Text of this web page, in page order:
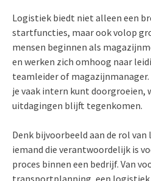
Logistiek biedt niet alleen een
startfuncties, maar ook volop
mensen beginnen als
en werken zich omhoog naar
teamleider of
je vaak intern kunt doorgroeien,
uitdagingen blijft tegenkomen.
Denk bijvoorbeeld aan de rol
iemand die verantwoordelijk is
proces binnen een bedrijf. Van
transportplanning, een logistiek